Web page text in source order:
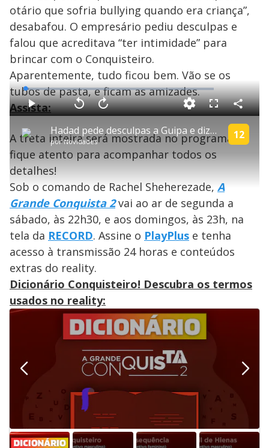
d
e
o
otário que sofria bullying quando era criança”,
desabafou. O empresário pediu desculpas e
falou que acreditava “ter intimidade” para
brincar com o Conquisteiro.
Aparentemente, tudo ficou bem. Vão se os
tubos de pasta, e ficam as amizades.
Assista:
P
l
a
y
V
i
d
e
o
Hadad pede desculpas a Guipa e diz que achava ter intimidade com conquisteiro | A Grande Conquista
porNovidades
12
P V
a
r
0
n
d
s
A
n
ç
a
u
n
o
s
M
u
d
o
L
o
a
d
e
:
1
.
5
%
F
l
s
c
e
C
o
m
p
a
A treta inteira será mostrada no programa,
fique atento para acompanhar todos os
detalhes!
Sob o comando de Rachel Sheherezade, A
Grande Conquista 2vai ao ar de segunda a
sábado, às 22h30, e aos domingos, às 23h, na
tela da RECORD. Assine o PlayPlus e tenha
acesso à transmissão 24 horas e conteúdos
extras do reality.
Dicionário Conquisteiro! Descubra os termos
usados no reality: